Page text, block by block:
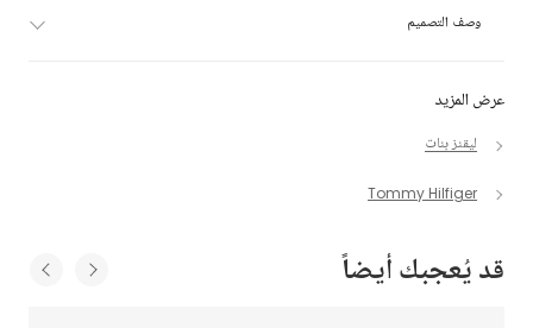
عرض المزيد
ليقنز بنات
Tommy Hilfiger
وصف التصميم
قد يُعجبك أيضاً